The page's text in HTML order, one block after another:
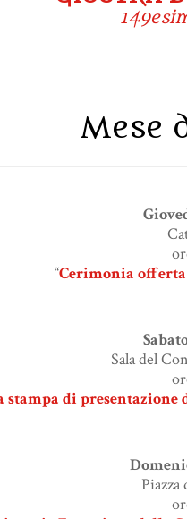
Mese
“Cerimonia offerta
Sala del
stampa di presentazione